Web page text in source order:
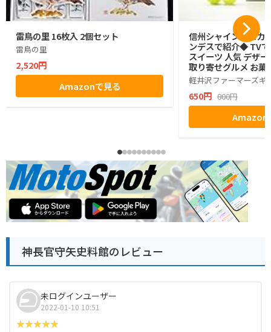
雷鳥の里 16枚入 2個セット
雷鳥の里
2,520円
Amazonで見る
信州シャインマスカ
ンデスで紹介◆ TV
スイーツ 人気 デザ
取り寄せグルメ お菓
グミ ぶどう シャイ
ゼント ギフト お土
小分け ばらまき バ
生活 ハロウィン 母
お返し かわいい き
マーズギフト
軽井沢ファーマーズギ
650円 800円
Amazon
神長官守矢史料館のレビュー
未ログインユーザー
2022-01-10 10:51